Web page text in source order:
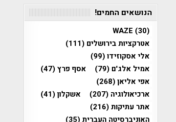
הנושאים החמים!
WAZE (30)
אטרקציות בירושלים (111)
אלי אסקוזידו(99)
אמיל אלג'ם (79) אסף פרץ(47)
אפי אליאן(268)
ארכיאולוגיה (207) אשקלון(41)
אתר עתיקות(216)
האוניברסיטה העברית(35)